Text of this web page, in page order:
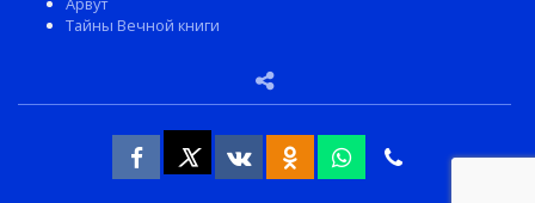
Тайны Вечной книги